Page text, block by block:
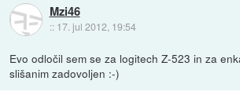
Mzi46
:: 17. jul 2012, 19:54
Evo odločil sem se za logitech Z-523 in za
slišanim zadovoljen :-)